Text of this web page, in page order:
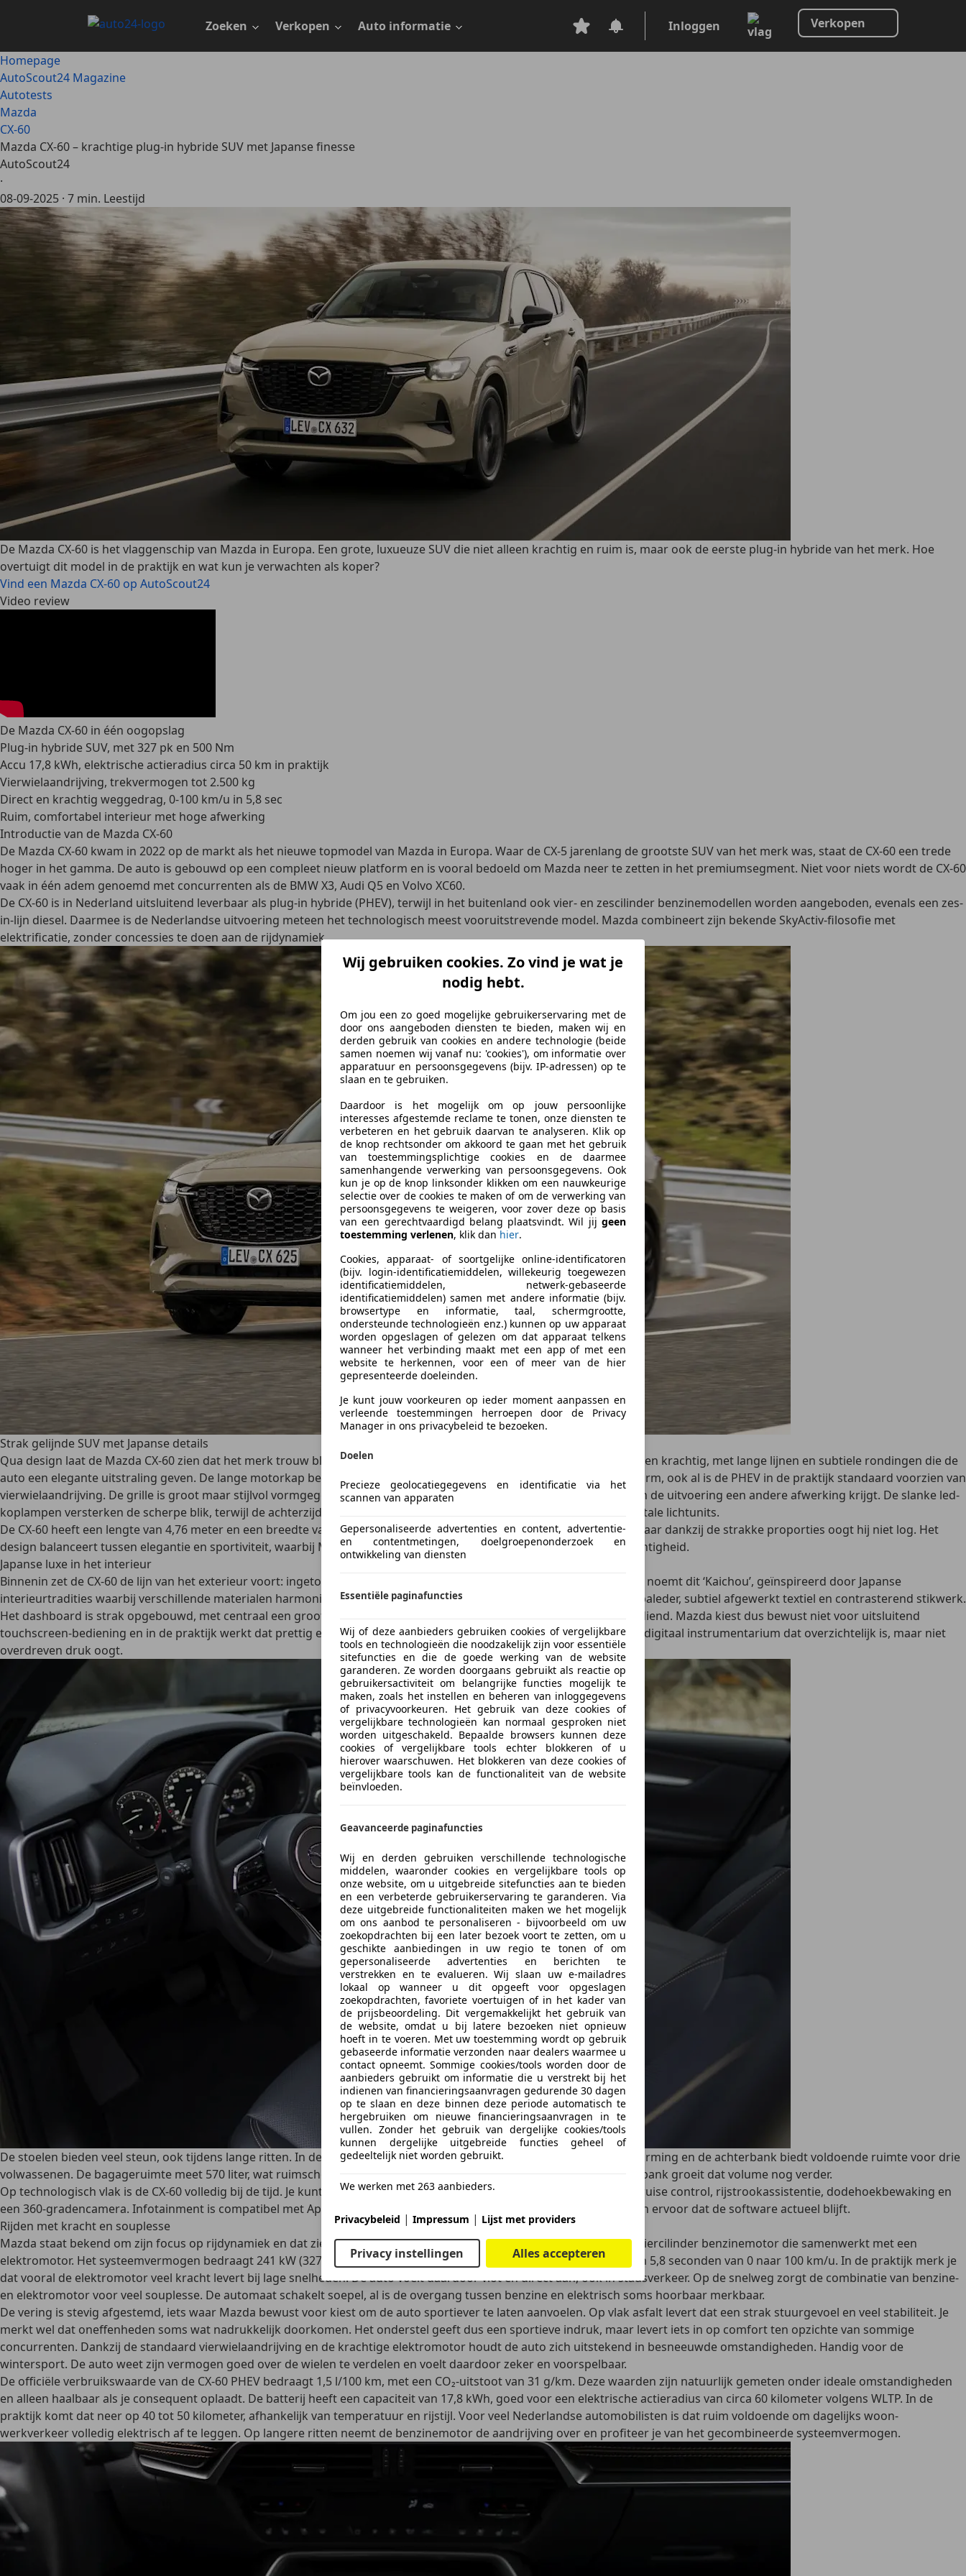
Zoeken Verkopen Auto informatie Inloggen Verkopen
Wij gebruiken cookies. Zo vind je wat je
nodig hebt.
Om jou een zo goed mogelijke gebruikerservaring met de
door ons aangeboden diensten te bieden, maken wij en
derden gebruik van cookies en andere technologie (beide
samen noemen wij vanaf nu: 'cookies'), om informatie over
apparatuur en persoonsgegevens (bijv. IP-adressen) op te
slaan en te gebruiken.
Daardoor is het mogelijk om op jouw persoonlijke
interesses afgestemde reclame te tonen, onze diensten te
verbeteren en het gebruik daarvan te analyseren. Klik op
de knop rechtsonder om akkoord te gaan met het gebruik
van toestemmingsplichtige cookies en de daarmee
samenhangende verwerking van persoonsgegevens. Ook
kun je op de knop linksonder klikken om een nauwkeurige
selectie over de cookies te maken of om de verwerking van
persoonsgegevens te weigeren, voor zover deze op basis
van een gerechtvaardigd belang plaatsvindt. Wil jij geen
toestemming verlenen, klik dan hier.
Cookies, apparaat- of soortgelijke online-identificatoren
(bijv. login-identificatiemiddelen, willekeurig toegewezen
identificatiemiddelen, netwerk-gebaseerde
identificatiemiddelen) samen met andere informatie (bijv.
browsertype en informatie, taal, schermgrootte,
ondersteunde technologieën enz.) kunnen op uw apparaat
worden opgeslagen of gelezen om dat apparaat telkens
wanneer het verbinding maakt met een app of met een
website te herkennen, voor een of meer van de hier
gepresenteerde doeleinden.
Je kunt jouw voorkeuren op ieder moment aanpassen en
verleende toestemmingen herroepen door de Privacy
Manager in ons privacybeleid te bezoeken.
Doelen
Precieze geolocatiegegevens en identificatie via het
scannen van apparaten
Gepersonaliseerde advertenties en content, advertentie-
en contentmetingen, doelgroepenonderzoek en
ontwikkeling van diensten
Essentiële paginafuncties
Wij of deze aanbieders gebruiken cookies of vergelijkbare
tools en technologieën die noodzakelijk zijn voor essentiële
sitefuncties en die de goede werking van de website
garanderen. Ze worden doorgaans gebruikt als reactie op
gebruikersactiviteit om belangrijke functies mogelijk te
maken, zoals het instellen en beheren van inloggegevens
of privacyvoorkeuren. Het gebruik van deze cookies of
vergelijkbare technologieën kan normaal gesproken niet
worden uitgeschakeld. Bepaalde browsers kunnen deze
cookies of vergelijkbare tools echter blokkeren of u
hierover waarschuwen. Het blokkeren van deze cookies of
vergelijkbare tools kan de functionaliteit van de website
beïnvloeden.
Geavanceerde paginafuncties
Wij en derden gebruiken verschillende technologische
middelen, waaronder cookies en vergelijkbare tools op
onze website, om u uitgebreide sitefuncties aan te bieden
en een verbeterde gebruikerservaring te garanderen. Via
deze uitgebreide functionaliteiten maken we het mogelijk
om ons aanbod te personaliseren - bijvoorbeeld om uw
zoekopdrachten bij een later bezoek voort te zetten, om u
geschikte aanbiedingen in uw regio te tonen of om
gepersonaliseerde advertenties en berichten te
verstrekken en te evalueren. Wij slaan uw e-mailadres
lokaal op wanneer u dit opgeeft voor opgeslagen
zoekopdrachten, favoriete voertuigen of in het kader van
de prijsbeoordeling. Dit vergemakkelijkt het gebruik van
de website, omdat u bij latere bezoeken niet opnieuw
hoeft in te voeren. Met uw toestemming wordt op gebruik
gebaseerde informatie verzonden naar dealers waarmee u
contact opneemt. Sommige cookies/tools worden door de
aanbieders gebruikt om informatie die u verstrekt bij het
indienen van financieringsaanvragen gedurende 30 dagen
op te slaan en deze binnen deze periode automatisch te
hergebruiken om nieuwe financieringsaanvragen in te
vullen. Zonder het gebruik van dergelijke cookies/tools
kunnen dergelijke uitgebreide functies geheel of
gedeeltelijk niet worden gebruikt.
We werken met 263 aanbieders.
Privacybeleid | Impressum | Lijst met providers
Privacy instellingen Alles accepteren
Homepage
AutoScout24 Magazine
Autotests
Mazda
CX-60
Mazda CX-60 – krachtige plug-in hybride SUV met Japanse finesse
AutoScout24
·
08-09-2025 · 7 min. Leestijd
De Mazda CX-60 is het vlaggenschip van Mazda in Europa. Een grote, luxueuze SUV die niet alleen krachtig en ruim is, maar ook de eerste plug-in hybride van het merk. Hoe
overtuigt dit model in de praktijk en wat kun je verwachten als koper?
Vind een Mazda CX-60 op AutoScout24
Video review
De Mazda CX-60 in één oogopslag
Plug-in hybride SUV, met 327 pk en 500 Nm
Accu 17,8 kWh, elektrische actieradius circa 50 km in praktijk
Vierwielaandrijving, trekvermogen tot 2.500 kg
Direct en krachtig weggedrag, 0-100 km/u in 5,8 sec
Ruim, comfortabel interieur met hoge afwerking
Introductie van de Mazda CX-60
De Mazda CX-60 kwam in 2022 op de markt als het nieuwe topmodel van Mazda in Europa. Waar de CX-5 jarenlang de grootste SUV van het merk was, staat de CX-60 een trede
hoger in het gamma. De auto is gebouwd op een compleet nieuw platform en is vooral bedoeld om Mazda neer te zetten in het premiumsegment. Niet voor niets wordt de CX-60
vaak in één adem genoemd met concurrenten als de BMW X3, Audi Q5 en Volvo XC60.
De CX-60 is in Nederland uitsluitend leverbaar als plug-in hybride (PHEV), terwijl in het buitenland ook vier- en zescilinder benzinemodellen worden aangeboden, evenals een zes-
in-lijn diesel. Daarmee is de Nederlandse uitvoering meteen het technologisch meest vooruitstrevende model. Mazda combineert zijn bekende SkyActiv-filosofie met
elektrificatie, zonder concessies te doen aan de rijdynamiek.
Strak gelijnde SUV met Japanse details
Qua design laat de Mazda CX-60 zien dat het merk trouw blijft aan zijn Kodo-designfilosofie. Het koetswerk
oogt strak en krachtig, met lange lijnen en subtiele rondingen die de
auto een elegante uitstraling geven. De lange motorkap benadrukt het achterwielaangedreven karakter van het platform, ook al is de PHEV in de praktijk standaard voorzien van
vierwielaandrijving. De grille is groot maar stijlvol vormgegeven, met een driedimensionaal patroon dat afhankelijk van de uitvoering een andere afwerking krijgt. De slanke led-
koplampen versterken de scherpe blik, terwijl de achterzijde juist meer robuust oogt met brede schouders en horizontale lichtunits.
De CX-60 heeft een lengte van 4,76 meter en een breedte van 1,89 meter. Daarmee is hij duidelijk groter dan de CX-5, maar dankzij de strakke proporties oogt hij niet log. Het
design balanceert tussen elegantie en sportiviteit, waarbij Mazda bewust kiest voor ingetogen luxe in plaats van opzichtigheid.
Japanse luxe in het interieur
Binnenin zet de CX-60 de lijn van het exterieur voort: ingetogen, hoogwaardig en met veel aandacht voor detail. Mazda noemt dit ‘Kaichou’, geïnspireerd door Japanse
interieurtradities waarbij verschillende materialen harmonieus worden gecombineerd. Denk aan echt houtfineer, nappaleder, subtiel afgewerkt textiel en contrasterend stikwerk.
Het dashboard is strak opgebouwd, met centraal een groot infotainmentscherm dat via een draaicontroller wordt bediend. Mazda kiest dus bewust niet voor uitsluitend
touchscreen-bediening en in de praktijk werkt dat prettig en veilig tijdens het rijden. Achter het stuur bevindt zich een digitaal instrumentarium dat overzichtelijk is, maar niet
overdreven druk oogt.
De stoelen bieden veel steun, ook tijdens lange ritten. In de luxere uitvoeringen zijn ze voorzien van ventilatie en verwarming en de achterbank biedt voldoende ruimte voor drie
volwassenen. De bagageruimte meet 570 liter, wat ruimschoots voldoende is voor een gezin. Met neergeklapte achterbank groeit dat volume nog verder.
Op technologisch vlak is de CX-60volledig bij de tijd. Je kunt rekenen op uitgebreide rijhulpsystemen zoals adaptieve cruise control, rijstrookassistentie, dodehoekbewaking en
een 360-gradencamera. Infotainment is compatibel met Apple CarPlay en Android Auto, en over-the-air updates zorgen ervoor dat de software actueel blijft.
Rijden met kracht en souplesse
Mazda staat bekend om zijn focus op rijdynamiek en dat zie je terug in de CX-60. Onder de motorkap ligt een 2,5-liter viercilinder benzinemotor die samenwerkt met een
elektromotor. Het systeemvermogen bedraagt 241 kW (327 pk)
en het koppel 500 Nm. Daarmee accelereert de CX-60 in 5,8 seconden van 0 naar 100 km/u. In de praktijk merk je
dat vooral de elektromotor veel kracht levert bij lage snelheden. De auto voelt daardoor vlot en direct aan, ook in stadsverkeer. Op de snelweg zorgt de combinatie van benzine-
en elektromotor voor veel souplesse. De automaat schakelt soepel, al is de overgang tussen benzine en elektrisch soms hoorbaar merkbaar.
De vering is stevig afgestemd, iets waar Mazda bewust voor kiest om de auto sportiever te laten aanvoelen. Op vlak asfalt levert dat een strak stuurgevoel en veel stabiliteit. Je
merkt wel dat oneffenheden soms wat nadrukkelijk doorkomen. Het onderstel geeft dus een sportieve indruk, maar levert iets in op comfort ten opzichte van sommige
concurrenten. Dankzij de standaard vierwielaandrijving en de krachtige elektromotor houdt de auto zich uitstekend in besneeuwde omstandigheden. Handig voor de
wintersport. De auto weet zijn vermogen goed over de wielen te verdelen en voelt daardoor zeker en voorspelbaar.
De officiële verbruikswaarde van de CX-60 PHEV bedraagt 1,5 l/100 km, met een CO₂-uitstoot van 31 g/km. Deze waarden zijn natuurlijk gemeten onder ideale omstandigheden
en alleen haalbaar als je consequent oplaadt. De batterij heeft een capaciteit van 17,8 kWh, goed voor een elektrische actieradius van circa 60 kilometervolgens WLTP. In de
praktijk komt dat neer op 40 tot 50 kilometer, afhankelijk van temperatuur en rijstijl. Voor veel Nederlandse automobilisten is dat ruim voldoende om dagelijks woon-
werkverkeer volledig elektrisch af te leggen. Op langere ritten neemt de benzinemotor de aandrijving over en profiteer je van het gecombineerde systeemvermogen.